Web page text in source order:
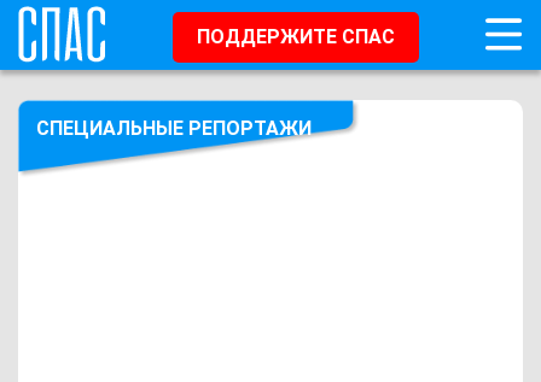
ПОДДЕРЖИТЕ СПАС
СПЕЦИАЛЬНЫЕ РЕПОРТАЖИ